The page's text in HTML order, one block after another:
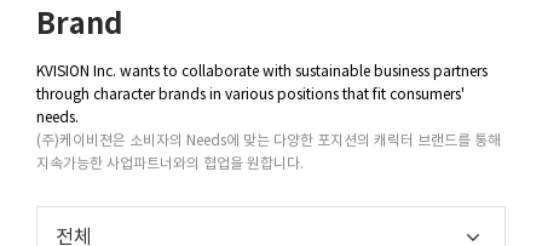
Brand
KVISION Inc. wants to collaborate with sustainable business partners
through character brands in various positions that fit consumers'
needs.
(주)케이비젼은 소비자의 Needs에 맞는 다양한 포지션의 캐릭터 브랜드를 통해
지속가능한 사업파트너와의 협업을 원합니다.
전체